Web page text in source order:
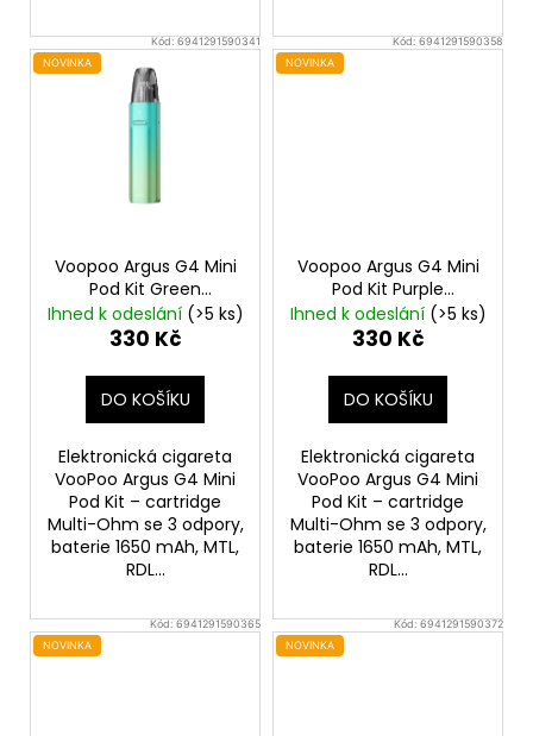
Kód:6941291590341
NOVINKA
Voopoo Argus G4 Mini
Pod Kit Green
1650mAh
Ihned k odeslání (>5 ks)
330 Kč
DO KOŠÍKU
Elektronická cigareta
VooPoo Argus G4 Mini
Pod Kit – cartridge
Multi-Ohm se 3 odpory,
baterie 1650 mAh, MTL,
RDL...
Kód:6941291590358
NOVINKA
Voopoo Argus G4 Mini
Pod Kit Purple
1650mAh
Ihned k odeslání (>5 ks)
330 Kč
DO KOŠÍKU
Elektronická cigareta
VooPoo Argus G4 Mini
Pod Kit – cartridge
Multi-Ohm se 3 odpory,
baterie 1650 mAh, MTL,
RDL...
Kód:6941291590365
NOVINKA
Kód:6941291590372
NOVINKA